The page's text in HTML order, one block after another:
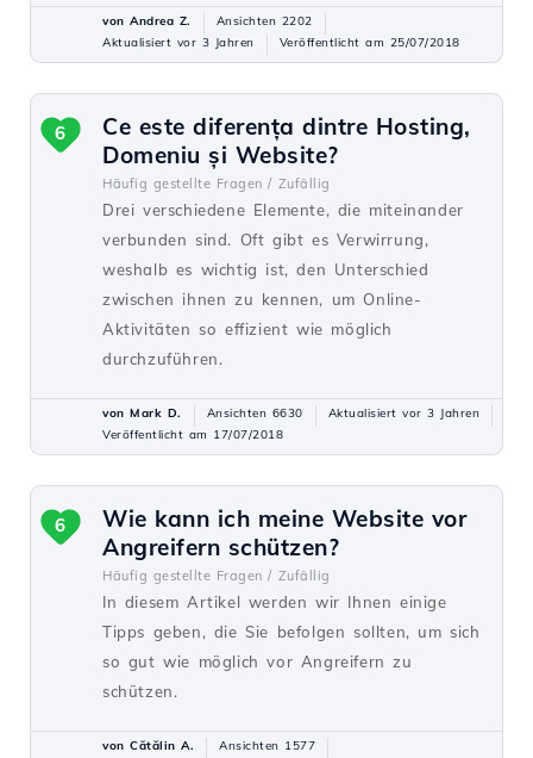
von Andrea Z.
Ansichten 2202
Aktualisiert vor 3 Jahren
Veröffentlicht am 25/07/2018
Ce este diferența dintre Hosting,
Domeniu și Website?
Häufig gestellte Fragen / Zufällig
Drei verschiedene Elemente, die miteinander
verbunden sind. Oft gibt es Verwirrung,
weshalb es wichtig ist, den Unterschied
zwischen ihnen zu kennen, um Online-
Aktivitäten so effizient wie möglich
durchzuführen.
6
von Mark D. Ansichten 6630
Aktualisiert vor 3 Jahren
Veröffentlicht am 17/07/2018
Wie kann ich meine Website vor
Angreifern schützen?
Häufig gestellte Fragen / Zufällig
In diesem Artikel werden wir Ihnen einige
Tipps geben, die Sie befolgen sollten, um sich
so gut wie möglich vor Angreifern zu
schützen.
6
von Cătălin A.
Ansichten 1577